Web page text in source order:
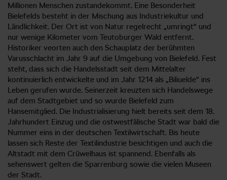
Millionen Menschen zustandekommt. Eine Besonderheit
Bielefelds besteht in der Mischung aus Industriekultur und
Ländlichkeit. Der Ort ist von Natur regelrecht „umringt“ und
nur wenige Kilometer vom Teutoburger Wald entfernt.
Historiker veorten auch den Schauplatz der berühmten
Varusschlacht im Jahr 9 auf die Umgebung von Bielefeld. Fest
steht, dass sich die Handelsstadt seit dem Mittelalter
kontinuierlich entwickelte und im Jahr 1214 als „Biliuelde“ ins
Leben gerufen wurde. Seinerzeit kreuzten sich Handelswege
auf dem Stadtgebiet und so wurde Bielefeld zum
Hansemitglied. Die Industrialisierung hielt bereits seit dem 18.
Jahrhundert Einzug und die ostwestfälische Stadt war bald die
Nummer eins in der deutschen Textilwirtschaft. Bis heute
lassen sich Reste der Textilindustrie besichtigen und auch die
Altstadt mit dem Crüwelhaus ist spannend. Ebenfalls als
sehenswert gelten die Sparrenburg sowie die vielen Museen
der Stadt.